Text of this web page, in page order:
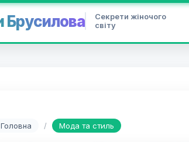
Брусилова
Секрети жіночого
світу
/ Мода та стиль